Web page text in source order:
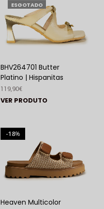
ESGOTADO
BHV264701 Butter
Platino | Hispanitas
119,90€
VER PRODUTO
%
18
Heaven Multicolor